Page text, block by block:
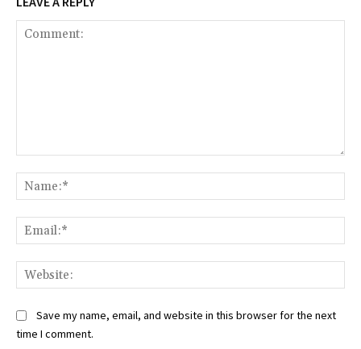
Save my name, email, and website in this browser for the next
time I comment.